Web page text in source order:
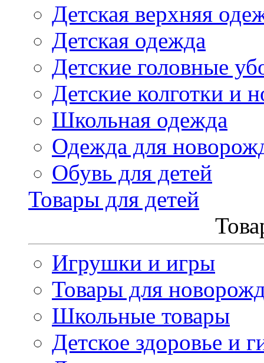
Детская верхняя
Детская одежда
Детские головные
Детские колготки и
Школьная одежда
Одежда для
Обувь для детей
Товары для детей
Игрушки и игры
Товары для
Школьные товары
Детское здоровье и